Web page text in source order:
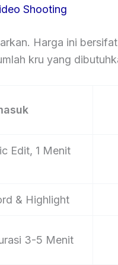
Shooting
Harga ini
kru yang
Edit, 1 Menit
& Highlight
3-5 Menit